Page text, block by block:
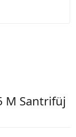
M Santrifüj